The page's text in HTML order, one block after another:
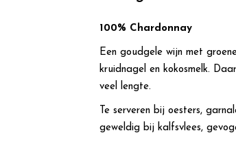
100% Chardonnay
Een goudgele wijn met
kruidnagel en kokosmelk.
veel lengte.
Te serveren bij oesters,
geweldig bij kalfsvlees,